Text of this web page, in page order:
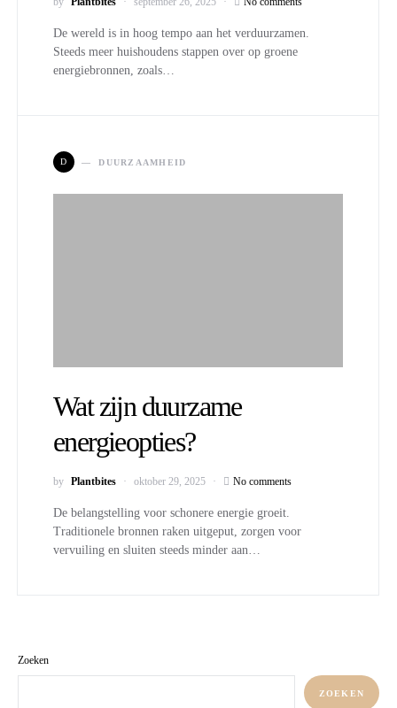
De wereld is in hoog tempo aan het verduurzamen.
Steeds meer huishoudens stappen over op groene
energiebronnen, zoals…
D DUURZAAMHEID
Wat zijn duurzame
energieopties?
by Plantbites oktober 29, 2025 No comments
De belangstelling voor schonere energie groeit.
Traditionele bronnen raken uitgeput, zorgen voor
vervuiling en sluiten steeds minder aan…
Zoeken
ZOEKEN